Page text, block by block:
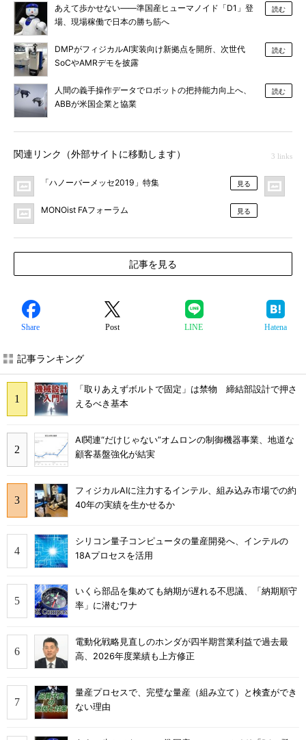
あえて歩かせない――準国産ヒューマノイド「D1」登
場、現場稼働で日本の勝ち筋へ
読む
DMPがフィジカルAI実装向け新拠点を開所、次世代
SoCやAMRデモを披露
読む
人間の義手操作データでロボットの把持能力向上へ、
ABBが米国企業と協業
読む
関連リンク（外部サイトに移動します） 3 links
「ハノーバーメッセ2019」特集 見る
MONOist FAフォーラム 見る
記事を見る
Share Post LINE Hatena
記事ランキング
「取りあえずボルトで固定」は禁物 締結部設計で押さ
えるべき基本
AI関連“だけじゃない”オムロンの制御機器事業、地道な
顧客基盤強化が結実
フィジカルAIに注力するインテル、組み込み市場での約
40年の実績を生かせるか
シリコン量子コンピュータの量産開発へ、インテルの
18Aプロセスを活用
いくら部品を集めても納期が遅れる不思議、「納期順守
率」に潜むワナ
電動化戦略見直しのホンダが四半期営業利益で過去最
高、2026年度業績も上方修正
量産プロセスで、完璧な量産（組み立て）と検査ができ
ない理由